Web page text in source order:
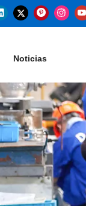
Noticias